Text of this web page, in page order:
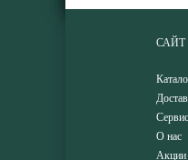
САЙТ
Сервис
О нас
Акции